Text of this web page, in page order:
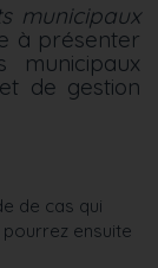
municipaux
à présenter
municipaux
de gestion
de cas qui
ensuite